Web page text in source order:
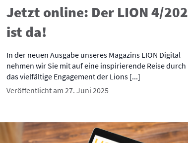
Jetzt online: Der LION 4/
ist da!
In der neuen Ausgabe unseres Magazins LION Digital
nehmen wir Sie mit auf eine inspirierende Reise durch
das vielfältige Engagement der Lions [...]
Veröffentlicht am 27. Juni 2025